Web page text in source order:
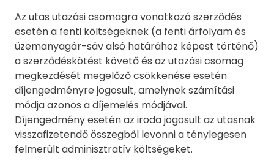
Az utas utazási csomagra vonatkozó szerződés
esetén a fenti költségeknek (a fenti árfolyam és
üzemanyagár-sáv alsó határához képest történő)
a szerződéskötést követő és az utazási csomag
megkezdését megelőző csökkenése esetén
díjengedményre jogosult, amelynek számítási
módja azonos a díjemelés módjával.
Díjengedmény esetén az iroda jogosult az utasnak
visszafizetendő összegből levonni a ténylegesen
felmerült adminisztratív költségeket.